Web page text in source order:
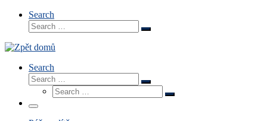
Search
Search
Search
Search
Search
Search
Search
Search
Menu